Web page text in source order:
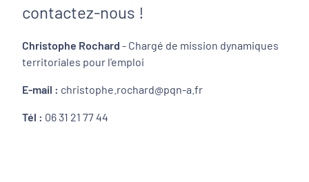
contactez-nous !
Christophe Rochard - Chargé de mission dynamiques
territoriales pour l'emploi
E-mail : christophe.rochard@pqn-a.fr
Tél : 06 31 21 77 44